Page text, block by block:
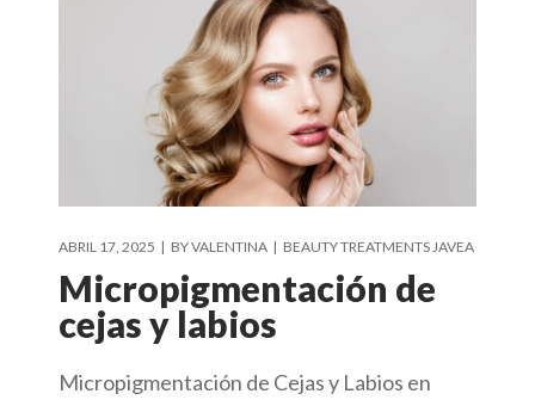
ABRIL 17, 2025 BYVALENTINA BEAUTY TREATMENTS JAVEA
Micropigmentación de
cejas y labios
Micropigmentación de Cejas y Labios en